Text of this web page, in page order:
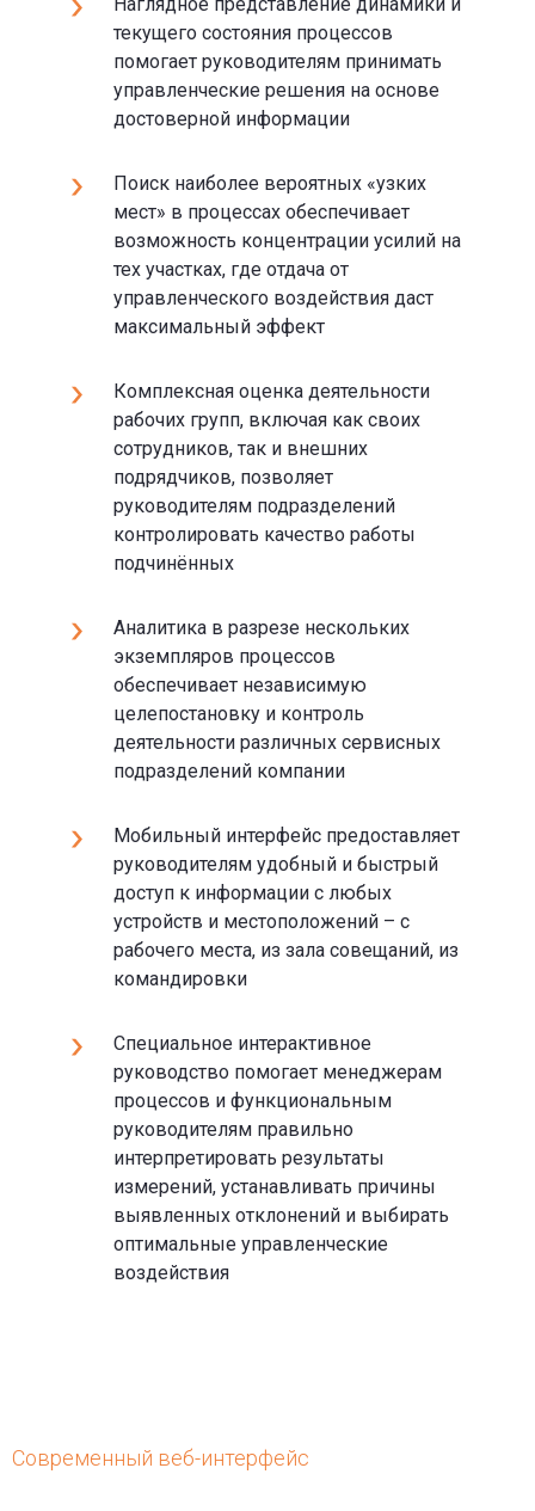
текущего состояния процессов
помогает руководителям принимать
управленческие решения на основе
достоверной информации
Поиск наиболее вероятных «узких
мест» в процессах обеспечивает
возможность концентрации усилий на
тех участках, где отдача от
управленческого воздействия даст
максимальный эффект
Комплексная оценка деятельности
рабочих групп, включая как своих
сотрудников, так и внешних
подрядчиков, позволяет
руководителям подразделений
контролировать качество работы
подчинённых
Аналитика в разрезе нескольких
экземпляров процессов
обеспечивает независимую
целепостановку и контроль
деятельности различных сервисных
подразделений компании
Мобильный интерфейс предоставляет
руководителям удобный и быстрый
доступ к информации с любых
устройств и местоположений – с
рабочего места, из зала совещаний, из
командировки
Специальное интерактивное
руководство помогает менеджерам
процессов и функциональным
руководителям правильно
интерпретировать результаты
измерений, устанавливать причины
выявленных отклонений и выбирать
оптимальные управленческие
воздействия
Современный веб-интерфейс